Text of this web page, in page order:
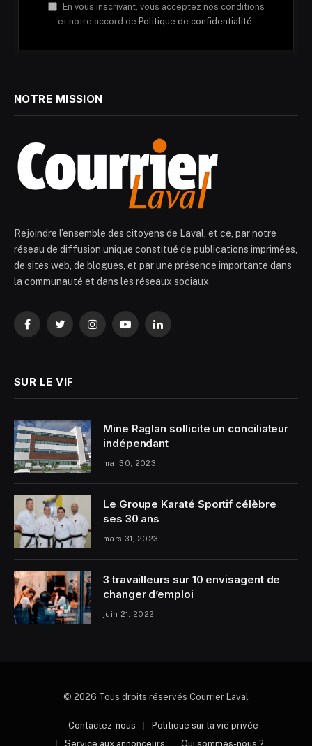
En vous inscrivant, vous acceptez nos conditions
et notre accord de Politique de confidentialité.
NOTRE MISSION
Rejoindre l’ensemble des citoyens de Laval, et ce, par notre
réseau de diffusion unique constitué de publications imprimées,
de sites web, de blogues, et par une présence importante dans
la communauté et dans les réseaux sociaux
FacebookTwitterInstagramYouTubeLinkedIn
SUR LE VIF
Mine Raglan sollicite un conciliateur
indépendant
mai 30, 2023
Le Groupe Karaté Sportif célèbre
ses 30 ans
mars 31, 2023
3 travailleurs sur 10 envisagent de
changer d’emploi
juin 21, 2022
© 2026 Tous droits réservés Courrier Laval
Contactez-nous
Politique sur la vie privée
Service aux annonceurs
Qui sommes-nous ?